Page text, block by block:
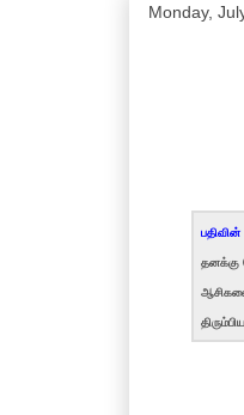
Monday,
பதிவின்
தனக்கு